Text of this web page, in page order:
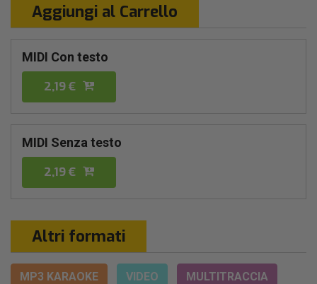
Aggiungi al Carrello
MIDI Con testo
2,19 €
MIDI Senza testo
2,19 €
Altri formati
MP3 KARAOKE VIDEO MULTITRACCIA